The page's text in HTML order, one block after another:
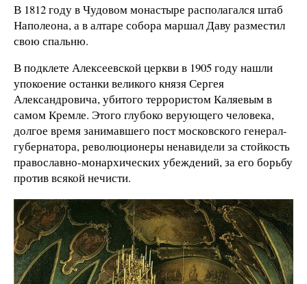
В 1812 году в Чудовом монастыре располагался штаб
Наполеона, а в алтаре собора маршал Даву разместил
свою спальню.
В подклете Алексеевской церкви в 1905 году нашли
упокоение останки великого князя Сергея
Александровича, убитого террористом Каляевым в
самом Кремле. Этого глубоко верующего человека,
долгое время занимавшего пост московского генерал-
губернатора, революционеры ненавидели за стойкость
православно-монархических убеждений, за его борьбу
против всякой нечисти.